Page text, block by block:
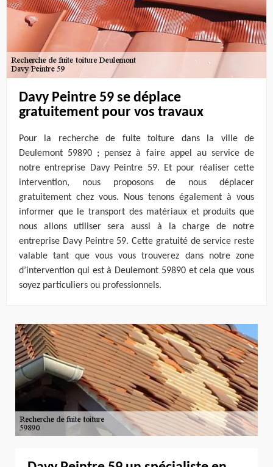
Davy Peintre 59 se déplace
gratuitement pour vos travaux
Pour la recherche de fuite toiture dans la ville de
Deulemont 59890 ; pensez à faire appel au service de
notre entreprise Davy Peintre 59. Et pour réaliser cette
intervention, nous proposons de nous déplacer
gratuitement chez vous. Nous tenons également à vous
informer que le transport des matériaux et produits que
nous allons utiliser sera aussi à la charge de notre
entreprise Davy Peintre 59. Cette gratuité de service reste
valable tant que vous vous trouverez dans notre zone
d’intervention qui est à Deulemont 59890 et cela que vous
soyez particuliers ou professionnels.